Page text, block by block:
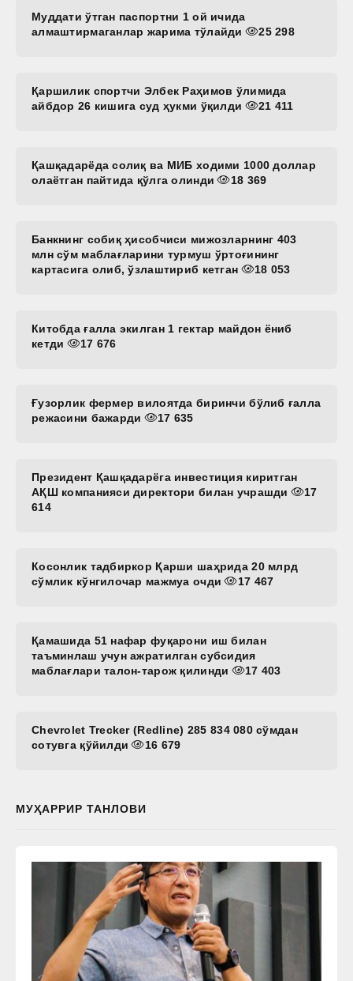
Муддати ўтган паспортни 1 ой ичида
алмаштирмаганлар жарима тўлайди
25 298
Қаршилик спортчи Элбек Раҳимов ўлимида
айбдор 26 кишига суд ҳукми ўқилди
21 411
Қашқадарёда солиқ ва МИБ ходими 1000 доллар
олаётган пайтида қўлга олинди
18 369
Банкнинг собиқ ҳисобчиси мижозларнинг 403
млн сўм маблағларини турмуш ўртоғининг
картасига олиб, ўзлаштириб кетган
18 053
Китобда ғалла экилган 1 гектар майдон ёниб
кетди
17 676
Ғузорлик фермер вилоятда биринчи бўлиб ғалла
режасини бажарди
17 635
Президент Қашқадарёга инвестиция киритган
АҚШ компанияси директори билан учрашди
17
614
Косонлик тадбиркор Қарши шаҳрида 20 млрд
сўмлик кўнгилочар мажмуа очди
17 467
Қамашида 51 нафар фуқарони иш билан
таъминлаш учун ажратилган субсидия
маблағлари талон-тарож қилинди
17 403
Chevrolet Trecker (Redline) 285 834 080 сўмдан
сотувга қўйилди
16 679
МУҲАРРИР ТАНЛОВИ